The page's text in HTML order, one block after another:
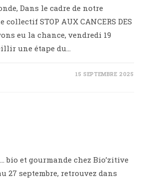
Dans le cadre de notre
STOP AUX CANCERS DES
eu la chance, vendredi 19
une étape du…
15 SEPTEMBRE 2025
bio et gourmande chez Bio’zitive
27 septembre, retrouvez dans